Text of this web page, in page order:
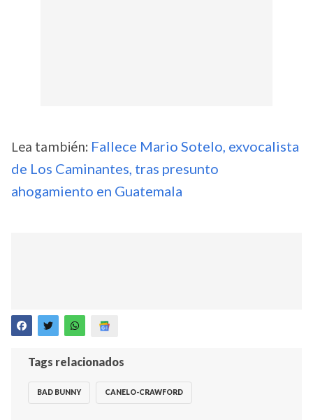
Lea también: Fallece Mario Sotelo, exvocalista
de Los Caminantes, tras presunto
ahogamiento en Guatemala
Tags relacionados
BAD BUNNY CANELO-CRAWFORD